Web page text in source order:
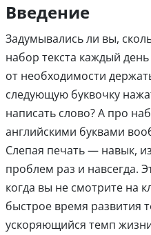
Введение
Задумывались ли вы,
набор текста каждый
от необходимости
следующую буквочку
написать слово? А про
английскими буквами
Слепая печать — навык,
проблем раз и навсегда.
когда вы не смотрите на
быстрое время развития
ускоряющийся темп